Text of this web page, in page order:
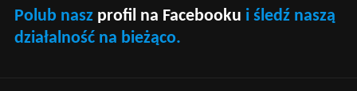
Polub nasz profil na Facebooku i śledź naszą
działalność na bieżąco.